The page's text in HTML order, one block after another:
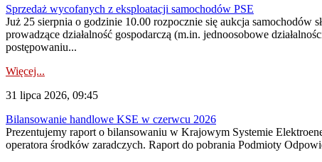
Sprzedaż wycofanych z eksploatacji samochodów PSE
Już 25 sierpnia o godzinie 10.00 rozpocznie się aukcja
prowadzące działalność gospodarczą (m.in. jednoosobowe
postępowaniu...
Więcej...
31 lipca 2026, 09:45
Bilansowanie handlowe KSE w czerwcu 2026
Prezentujemy raport o bilansowaniu w Krajowym Systemie
operatora środków zaradczych. Raport do pobrania Podmioty